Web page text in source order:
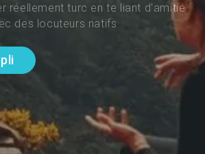
réellement turc en te liant d'amitié
des locuteurs natifs